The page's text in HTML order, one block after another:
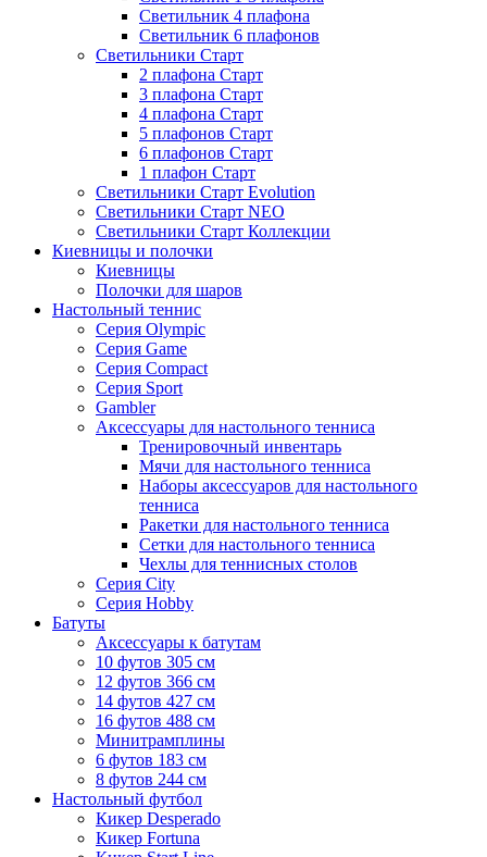
Светильник 4 плафона
Светильник 6 плафонов
Светильники Старт
2 плафона Старт
3 плафона Старт
4 плафона Старт
5 плафонов Старт
6 плафонов Старт
1 плафон Старт
Светильники Старт Evolution
Светильники Старт NEO
Светильники Старт Коллекции
Киевницы и полочки
Киевницы
Полочки для шаров
Настольный теннис
Серия Olympic
Серия Game
Серия Compact
Серия Sport
Gambler
Аксессуары для настольного тенниса
Тренировочный инвентарь
Мячи для настольного тенниса
Наборы аксессуаров для настольного
тенниса
Ракетки для настольного тенниса
Сетки для настольного тенниса
Чехлы для теннисных столов
Серия City
Серия Hobby
Батуты
Аксессуары к батутам
10 футов 305 см
12 футов 366 см
14 футов 427 см
16 футов 488 см
Минитрамплины
6 футов 183 см
8 футов 244 см
Настольный футбол
Кикер Desperado
Кикер Fortuna